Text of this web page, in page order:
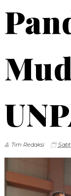
Tim Redaksi